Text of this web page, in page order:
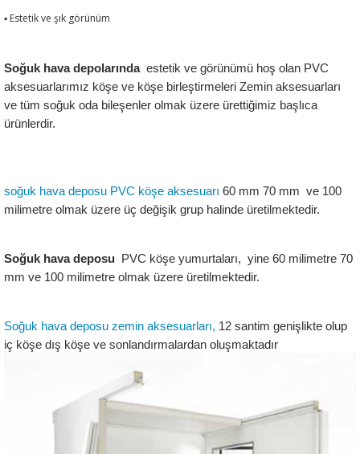
▪ Estetik ve şık görünüm
Soğuk hava depolarında estetik ve görünümü hoş olan PVC
aksesuarlarımız köşe ve köşe birleştirmeleri Zemin aksesuarları
ve tüm soğuk oda bileşenler olmak üzere ürettiğimiz başlıca
ürünlerdir.
soğuk hava deposu PVC köşe aksesuarı 60 mm 70 mm  ve 100
milimetre olmak üzere üç değişik grup halinde üretilmektedir.
Soğuk hava deposu PVC köşe yumurtaları,  yine 60 milimetre 70
mm ve 100 milimetre olmak üzere üretilmektedir.
Soğuk hava deposu zemin aksesuarları, 12 santim genişlikte olup
iç köşe dış köşe ve sonlandırmalardan oluşmaktadır